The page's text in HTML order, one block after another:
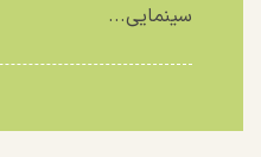
سینمایی...